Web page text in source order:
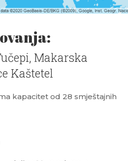
Makarska
Kaštetel
kapacitet od 28 smještajnih